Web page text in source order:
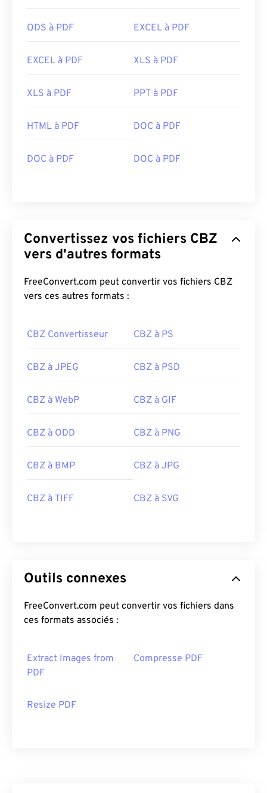
ODS à PDF EXCEL à PDF
EXCEL à PDF XLS à PDF
XLS à PDF PPT à PDF
HTML à PDF DOC à PDF
DOC à PDF DOC à PDF
Convertissez vos fichiers CBZ
vers d'autres formats
FreeConvert.com peut convertir vos fichiers CBZ
vers ces autres formats :
CBZ Convertisseur CBZ à PS
CBZ à JPEG CBZ à PSD
CBZ à WebP CBZ à GIF
CBZ à ODD CBZ à PNG
CBZ à BMP CBZ à JPG
CBZ à TIFF CBZ à SVG
Outils connexes
FreeConvert.com peut convertir vos fichiers dans
ces formats associés :
Extract Images from
PDF
Compresse PDF
Resize PDF